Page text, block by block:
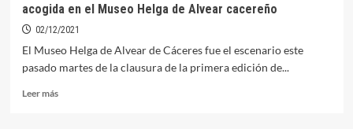
acogida en el Museo Helga de Alvear cacereño
02/12/2021
El Museo Helga de Alvear de Cáceres fue el escenario este
pasado martes de la clausura de la primera edición de...
Leer másLeer